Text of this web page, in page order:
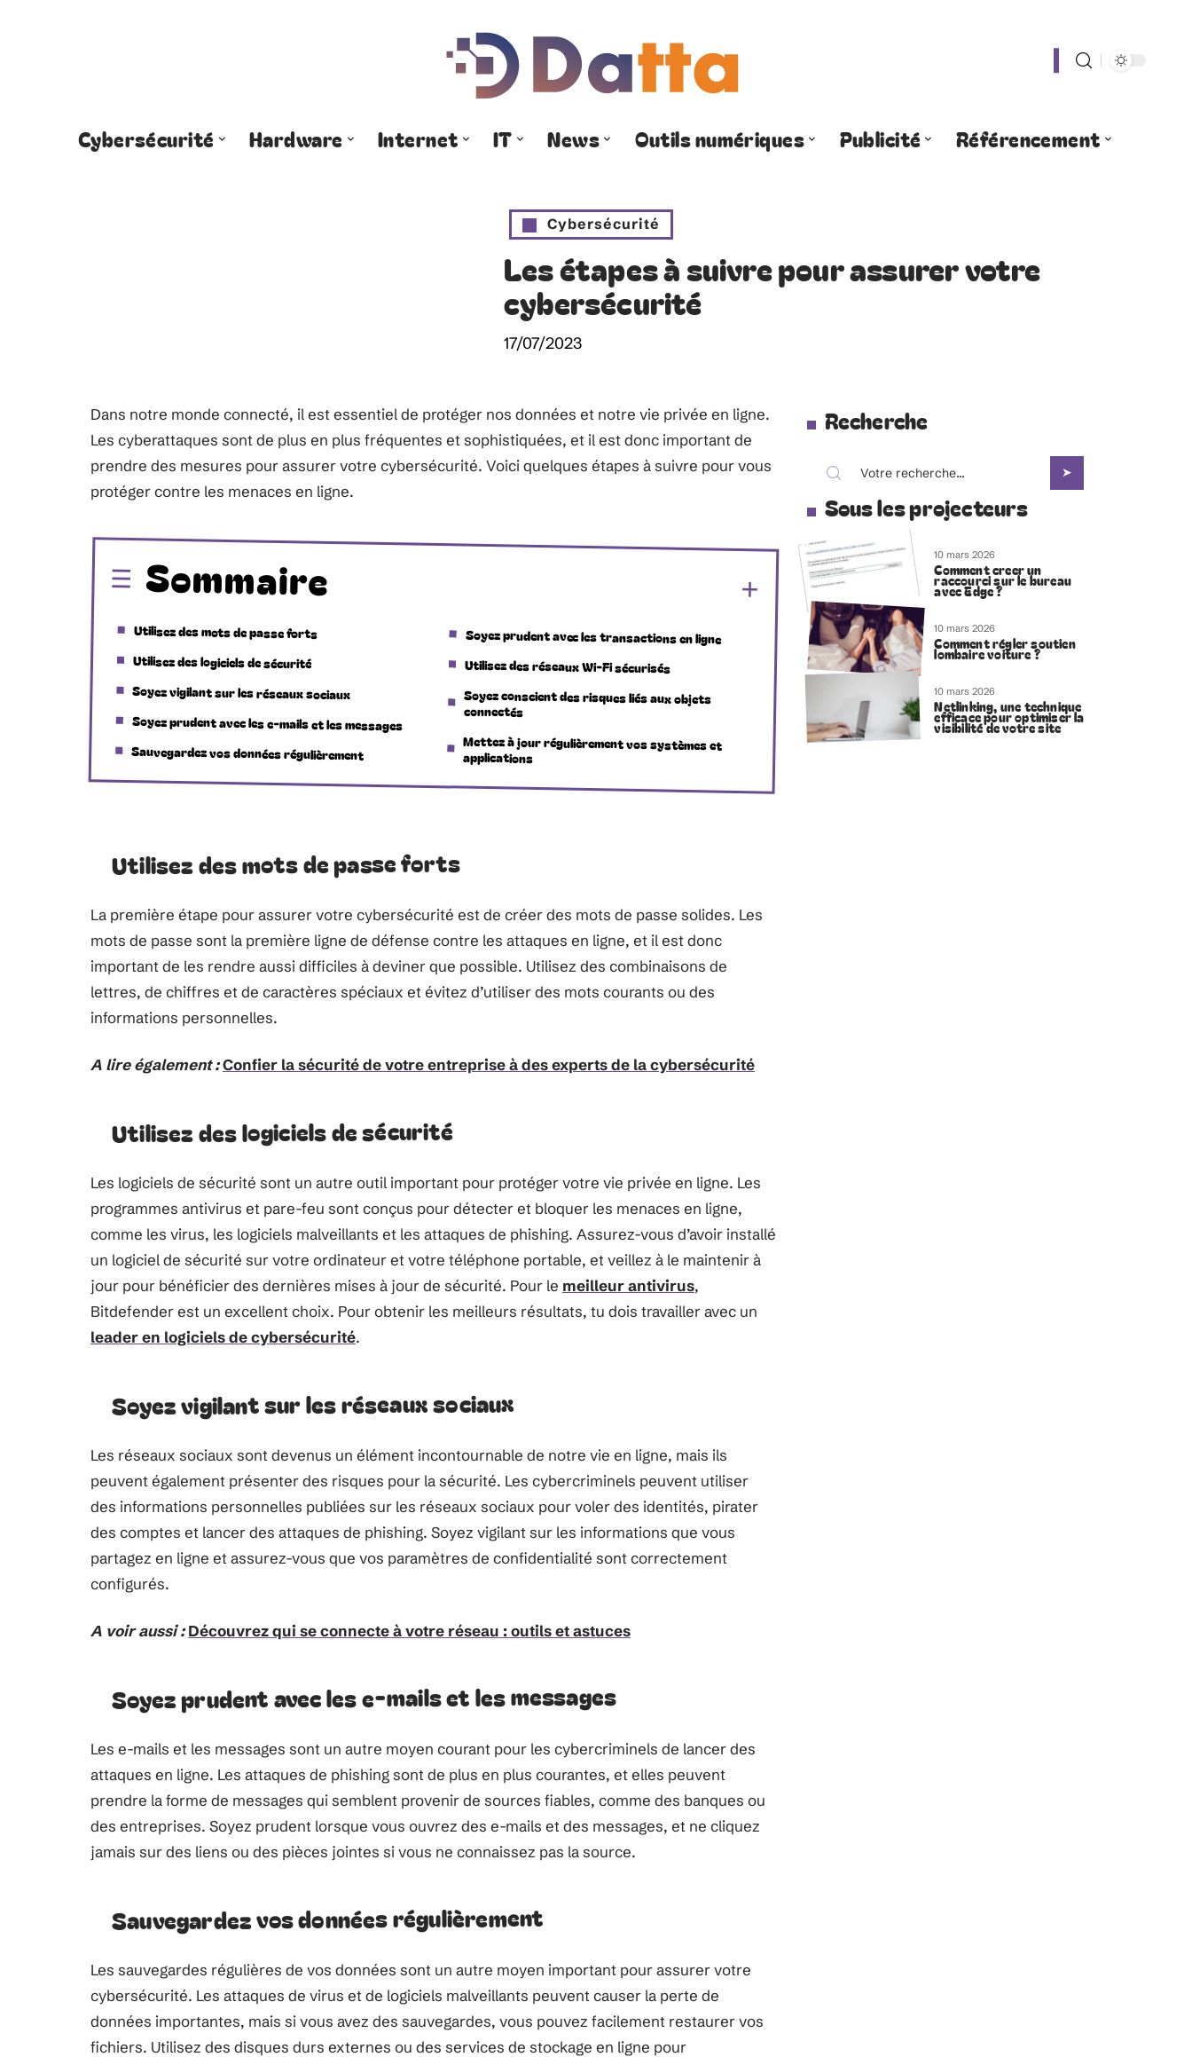
Cybersécurité Hardware Internet IT News Outils numériques Publicité Référencement
Cybersécurité
Les étapes à suivre pour assurer votre
cybersécurité
17/07/2023
Dans notre monde connecté, il est essentiel de protéger nos données et notre vie privée en ligne.
Les cyberattaques sont de plus en plus fréquentes et sophistiquées, et il est donc important de
prendre des mesures pour assurer votre cybersécurité. Voici quelques étapes à suivre pour vous
protéger contre les menaces en ligne.
Sommaire
Utilisez des mots de passe forts
Utilisez des logiciels de sécurité
Soyez vigilant sur les réseaux sociaux
Soyez prudent avec les e-mails et les messages
Sauvegardez vos données régulièrement
Soyez prudent avec les transactions en ligne
Utilisez des réseaux Wi-Fi sécurisés
Soyez conscient des risques liés aux objets
connectés
Mettez à jour régulièrement vos systèmes et
applications
Utilisez des mots de passe forts
La première étape pour assurer votre cybersécurité est de créer des mots de passe solides. Les
mots de passe sont la première ligne de défense contre les attaques en ligne, et il est donc
important de les rendre aussi difficiles à deviner que possible. Utilisez des combinaisons de
lettres, de chiffres et de caractères spéciaux et évitez d’utiliser des mots courants ou des
informations personnelles.
A lire également :Confier la sécurité de votre entreprise à des experts de la cybersécurité
Utilisez des logiciels de sécurité
Les logiciels de sécurité sont un autre outil important pour protéger votre vie privée en ligne. Les
programmes antivirus et pare-feu sont conçus pour détecter et bloquer les menaces en ligne,
comme les virus, les logiciels malveillants et les attaques de phishing. Assurez-vous d’avoir installé
un logiciel de sécurité sur votre ordinateur et votre téléphone portable, et veillez à le maintenir à
jour pour bénéficier des dernières mises à jour de sécurité. Pour le meilleur antivirus,
Bitdefender est un excellent choix. Pour obtenir les meilleurs résultats, tu dois travailler avec un
leader en logiciels de cybersécurité.
Soyez vigilant sur les réseaux sociaux
Les réseaux sociaux sont devenus un élément incontournable de notre vie en ligne, mais ils
peuvent également présenter des risques pour la sécurité. Les cybercriminels peuvent utiliser
des informations personnelles publiées sur les réseaux sociaux pour voler des identités, pirater
des comptes et lancer des attaques de phishing. Soyez vigilant sur les informations que vous
partagez en ligne et assurez-vous que vos paramètres de confidentialité sont correctement
configurés.
A voir aussi : Découvrez qui se connecte à votre réseau : outils et astuces
Soyez prudent avec les e-mails et les messages
Les e-mails et les messages sont un autre moyen courant pour les cybercriminels de lancer des
attaques en ligne. Les attaques de phishing sont de plus en plus courantes, et elles peuvent
prendre la forme de messages qui semblent provenir de sources fiables, comme des banques ou
des entreprises. Soyez prudent lorsque vous ouvrez des e-mails et des messages, et ne cliquez
jamais sur des liens ou des pièces jointes si vous ne connaissez pas la source.
Sauvegardez vos données régulièrement
Les sauvegardes régulières de vos données sont un autre moyen important pour assurer votre
cybersécurité. Les attaques de virus et de logiciels malveillants peuvent causer la perte de
données importantes, mais si vous avez des sauvegardes, vous pouvez facilement restaurer vos
fichiers. Utilisez des disques durs externes ou des services de stockage en ligne pour
Recherche
Sous les projecteurs
10 mars 2026
Comment creer un
raccourci sur le bureau
avec Edge ?
10 mars 2026
Comment régler soutien
lombaire voiture ?
10 mars 2026
Netlinking, une technique
efficace pour optimiser la
visibilité de votre site